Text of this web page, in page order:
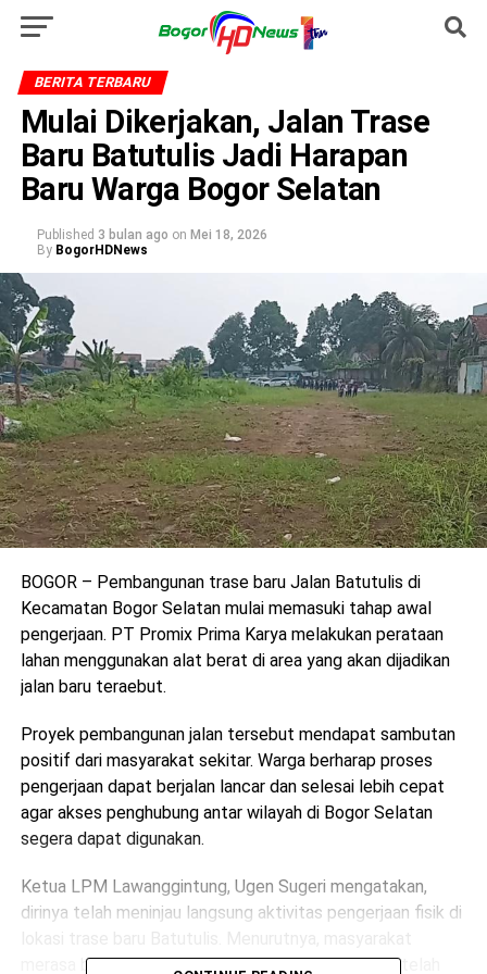
BERITA TERBARU
Mulai Dikerjakan, Jalan Trase
Baru Batutulis Jadi Harapan
Baru Warga Bogor Selatan
Published 3 bulan ago on Mei 18, 2026
By BogorHDNews
BOGOR – Pembangunan trase baru Jalan Batutulis di
Kecamatan Bogor Selatan mulai memasuki tahap awal
pengerjaan. PT Promix Prima Karya melakukan perataan
lahan menggunakan alat berat di area yang akan dijadikan
jalan baru teraebut.
Proyek pembangunan jalan tersebut mendapat sambutan
positif dari masyarakat sekitar. Warga berharap proses
pengerjaan dapat berjalan lancar dan selesai lebih cepat
agar akses penghubung antar wilayah di Bogor Selatan
segera dapat digunakan.
Ketua LPM Lawanggintung, Ugen Sugeri mengatakan,
dirinya telah meninjau langsung aktivitas pengerjaan fisik di
merasa bersyukur karena pembangunan jalan yang telah